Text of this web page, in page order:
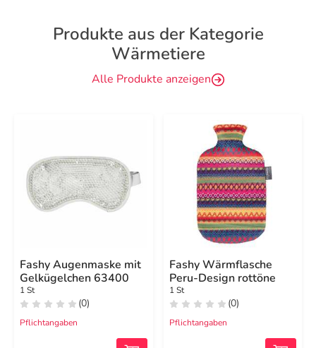
Produkte aus der Kategorie
Wärmetiere
Alle Produkte anzeigen
Fashy Augenmaske mit
Gelkügelchen 63400
1 St
(0)
Pflichtangaben
Fashy Wärmflasche
Peru-Design rottöne
1 St
(0)
Pflichtangaben